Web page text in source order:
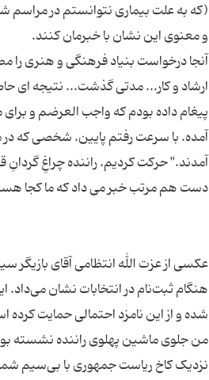
(که به علت بیماری نتوانستم در مراسم
آنجا درخواست بنیاد فرهنگی و هنری را
ارشاد و کار... مدتی گذشت... نتیجه ای
پیغام داده بودم که واجب العرضم و
آمده. با سرعت رفتم پایین. شخصی که
آمدند." حرکت کردیم. راننده چراغِ
عکسی از عزت الله انتظامی آقای بازیگر
هنگام ثبت‌نام در انتخابات نشان
من جلوی ماشین پهلوی راننده نشسته
نزدیک کاخ ریاست جمهوری با بی‌سیم